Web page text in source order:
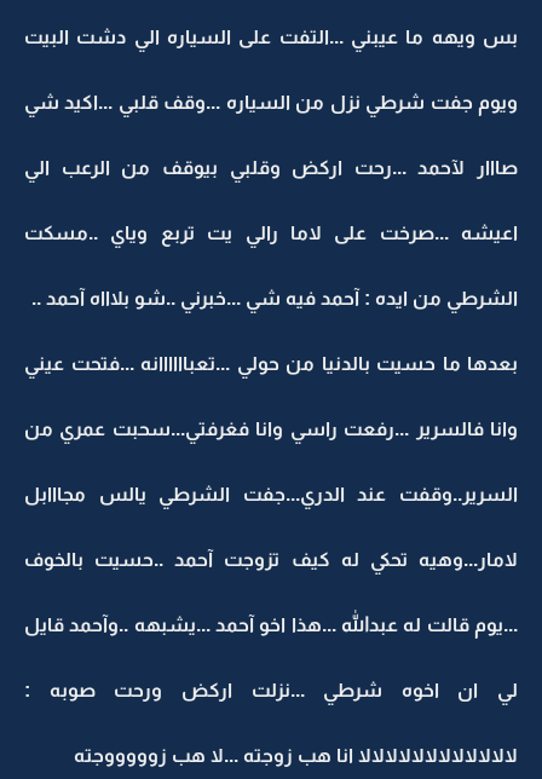
بس ويهه ما عيبني ...التفت على السياره الي دشت البيت
ويوم جفت شرطي نزل من السياره ...وقف قلبي ...اكيد شي
صااار لآحمد ...رحت اركض وقلبي بيوقف من الرعب الي
اعيشه ...صرخت على لاما رالي يت تربع وياي ..مسكت
الشرطي من ايده : آحمد فيه شي ...خبرني ..شو بلاااه آحمد ..
بعدها ما حسيت بالدنيا من حولي ...تعباااااانه ...فتحت عيني
وانا فالسرير ...رفعت راسي وانا فغرفتي...سحبت عمري من
السرير..وقفت عند الدري...جفت الشرطي يالس مجااابل
لامار...وهيه تحكي له كيف تزوجت آحمد ..حسيت بالخوف
...يوم قالت له عبدالله ...هذا اخو آحمد ...يشبهه ..وآحمد قايل
لي ان اخوه شرطي ...نزلت اركض ورحت صوبه :
لالالالالالالالالالالالا انا هب زوجته ...لا هب زوووووجته